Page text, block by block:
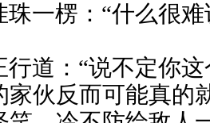
一楞：“什么很难
道：“说不定你
家伙反而可能真的